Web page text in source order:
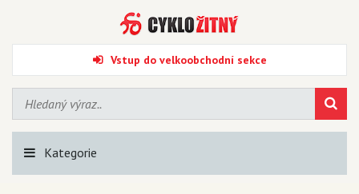
Vstup do velkoobchodní sekce
Kategorie